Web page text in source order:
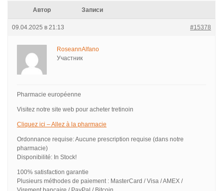
Автор Записи
09.04.2025 в 21:13 #15378
RoseannAlfano
Участник
Pharmacie européenne
Visitez notre site web pour acheter tretinoin
Cliquez ici – Allez à la pharmacie
Ordonnance requise: Aucune prescription requise (dans notre
pharmacie)
Disponibilité: In Stock!
100% satisfaction garantie
Plusieurs méthodes de paiement : MasterCard / Visa / AMEX /